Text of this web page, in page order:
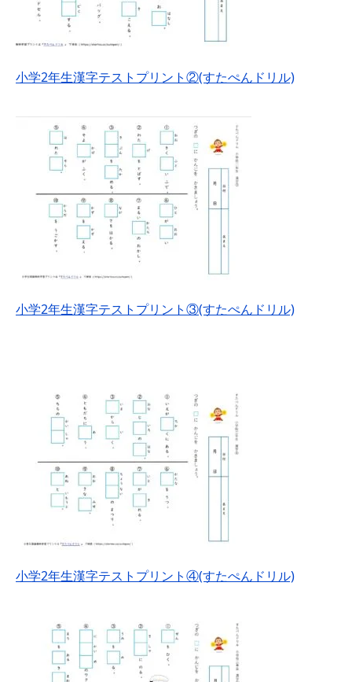
小学2年生漢字テストプリント②(すたぺんドリル)
小学2年生漢字テストプリント③(すたぺんドリル)
小学2年生漢字テストプリント④(すたぺんドリル)